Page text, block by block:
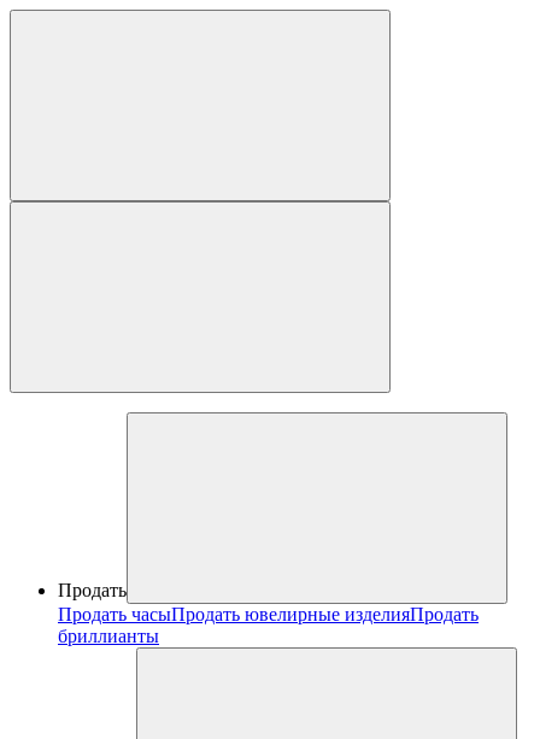
Продать
Продать часыПродать ювелирные изделияПродать
бриллианты